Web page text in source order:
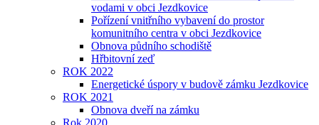
vodami v obci Jezdkovice
Pořízení vnitřního vybavení do prostor
komunitního centra v obci Jezdkovice
Obnova půdního schodiště
Hřbitovní zeď
ROK 2022
Energetické úspory v budově zámku Jezdkovice
ROK 2021
Obnova dveří na zámku
Rok 2020